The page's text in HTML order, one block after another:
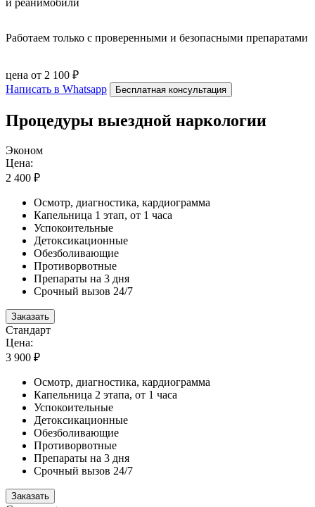
Работаем только с проверенными и безопасными препаратами
цена от 2 100 ₽
Написать в Whatsapp
Бесплатная консультация
Процедуры выездной наркологии
Эконом
Цена:
2 400 ₽
Осмотр, диагностика, кардиограмма
Капельница 1 этап, от 1 часа
Успокоительные
Детоксикационные
Обезболивающие
Противорвотные
Препараты на 3 дня
Срочный вызов 24/7
Заказать
Стандарт
Цена:
3 900 ₽
Осмотр, диагностика, кардиограмма
Капельница 2 этапа, от 1 часа
Успокоительные
Детоксикационные
Обезболивающие
Противорвотные
Препараты на 3 дня
Срочный вызов 24/7
Заказать